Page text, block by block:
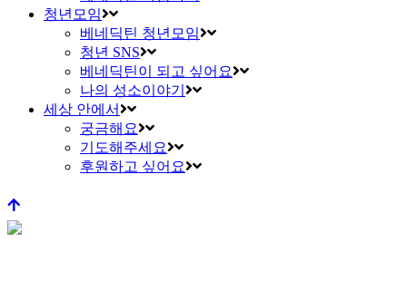
청년모임
베네딕틴 청년모임
청년 SNS
베네딕틴이 되고 싶어요
나의 성소이야기
세상 안에서
궁금해요
기도해주세요
후원하고 싶어요